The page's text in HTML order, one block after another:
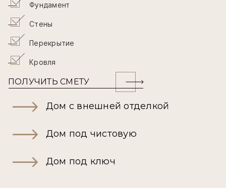
Фундамент
Стены
Перекрытие
Кровля
ПОЛУЧИТЬ СМЕТУ
Дом с внешней отделкой
Дом под чистовую
Дом под ключ